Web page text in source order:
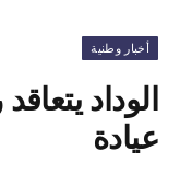
أخبار وطنية
الوداد
عيادة